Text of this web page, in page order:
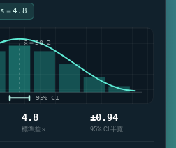
s＝4.8
x̄＝50.2
95% CI
4.8
標準差 s
±0.94
95% CI 半寬